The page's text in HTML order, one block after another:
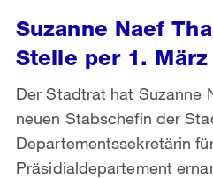
Suzanne Naef
Stelle per 1. März
Der Stadtrat hat Suzanne
neuen Stabschefin der
Departementssekretärin
Präsidialdepartement